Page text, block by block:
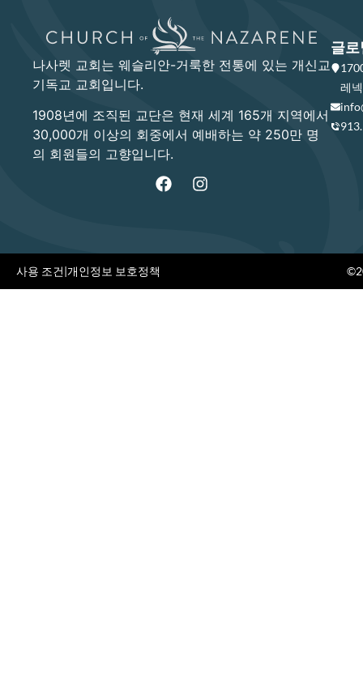
나사렛 교회는 웨슬리안-거룩한 전통에 있는 개신교
기독교 교회입니다.
1908년에 조직된 교단은 현재 세계 165개 지역에서
30,000개 이상의 회중에서 예배하는 약 250만 명
의 회원들의 고향입니다.
글로
레
사용 조건|개인정보 보호정책